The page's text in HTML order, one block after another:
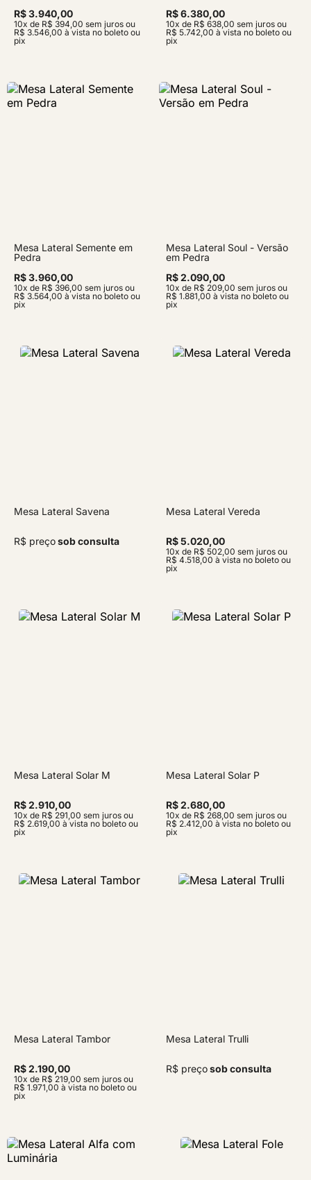
R$ 3.940,00
10x de R$ 394,00 sem juros ou
R$ 3.546,00 à vista no boleto ou
pix
R$ 6.380,00
10x de R$ 638,00 sem juros ou
R$ 5.742,00 à vista no boleto ou
pix
Mesa Lateral Semente em
Pedra
R$ 3.960,00
10x de R$ 396,00 sem juros ou
R$ 3.564,00 à vista no boleto ou
pix
Mesa Lateral Soul - Versão
em Pedra
R$ 2.090,00
10x de R$ 209,00 sem juros ou
R$ 1.881,00 à vista no boleto ou
pix
Mesa Lateral Savena
R$ preçosob consulta
Mesa Lateral Vereda
R$ 5.020,00
10x de R$ 502,00 sem juros ou
R$ 4.518,00 à vista no boleto ou
pix
Mesa Lateral Solar M
R$ 2.910,00
10x de R$ 291,00 sem juros ou
R$ 2.619,00 à vista no boleto ou
pix
Mesa Lateral Solar P
R$ 2.680,00
10x de R$ 268,00 sem juros ou
R$ 2.412,00 à vista no boleto ou
pix
Mesa Lateral Tambor
R$ 2.190,00
10x de R$ 219,00 sem juros ou
R$ 1.971,00 à vista no boleto ou
pix
Mesa Lateral Trulli
R$ preçosob consulta